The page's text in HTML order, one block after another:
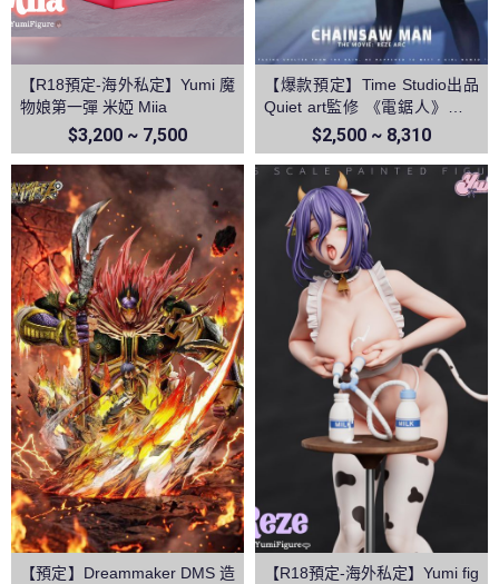
【R18預定-海外私定】Yumi 魔
物娘第一彈 米婭 Miia
$3,200 ~ 7,500
【爆款預定】Time Studio出品
Quiet art監修 《電鋸人》蕾塞
篇－蕾塞$2,500 ~ 8,310
【預定】Dreammaker DMS 造
【R18預定-海外私定】Yumi fig